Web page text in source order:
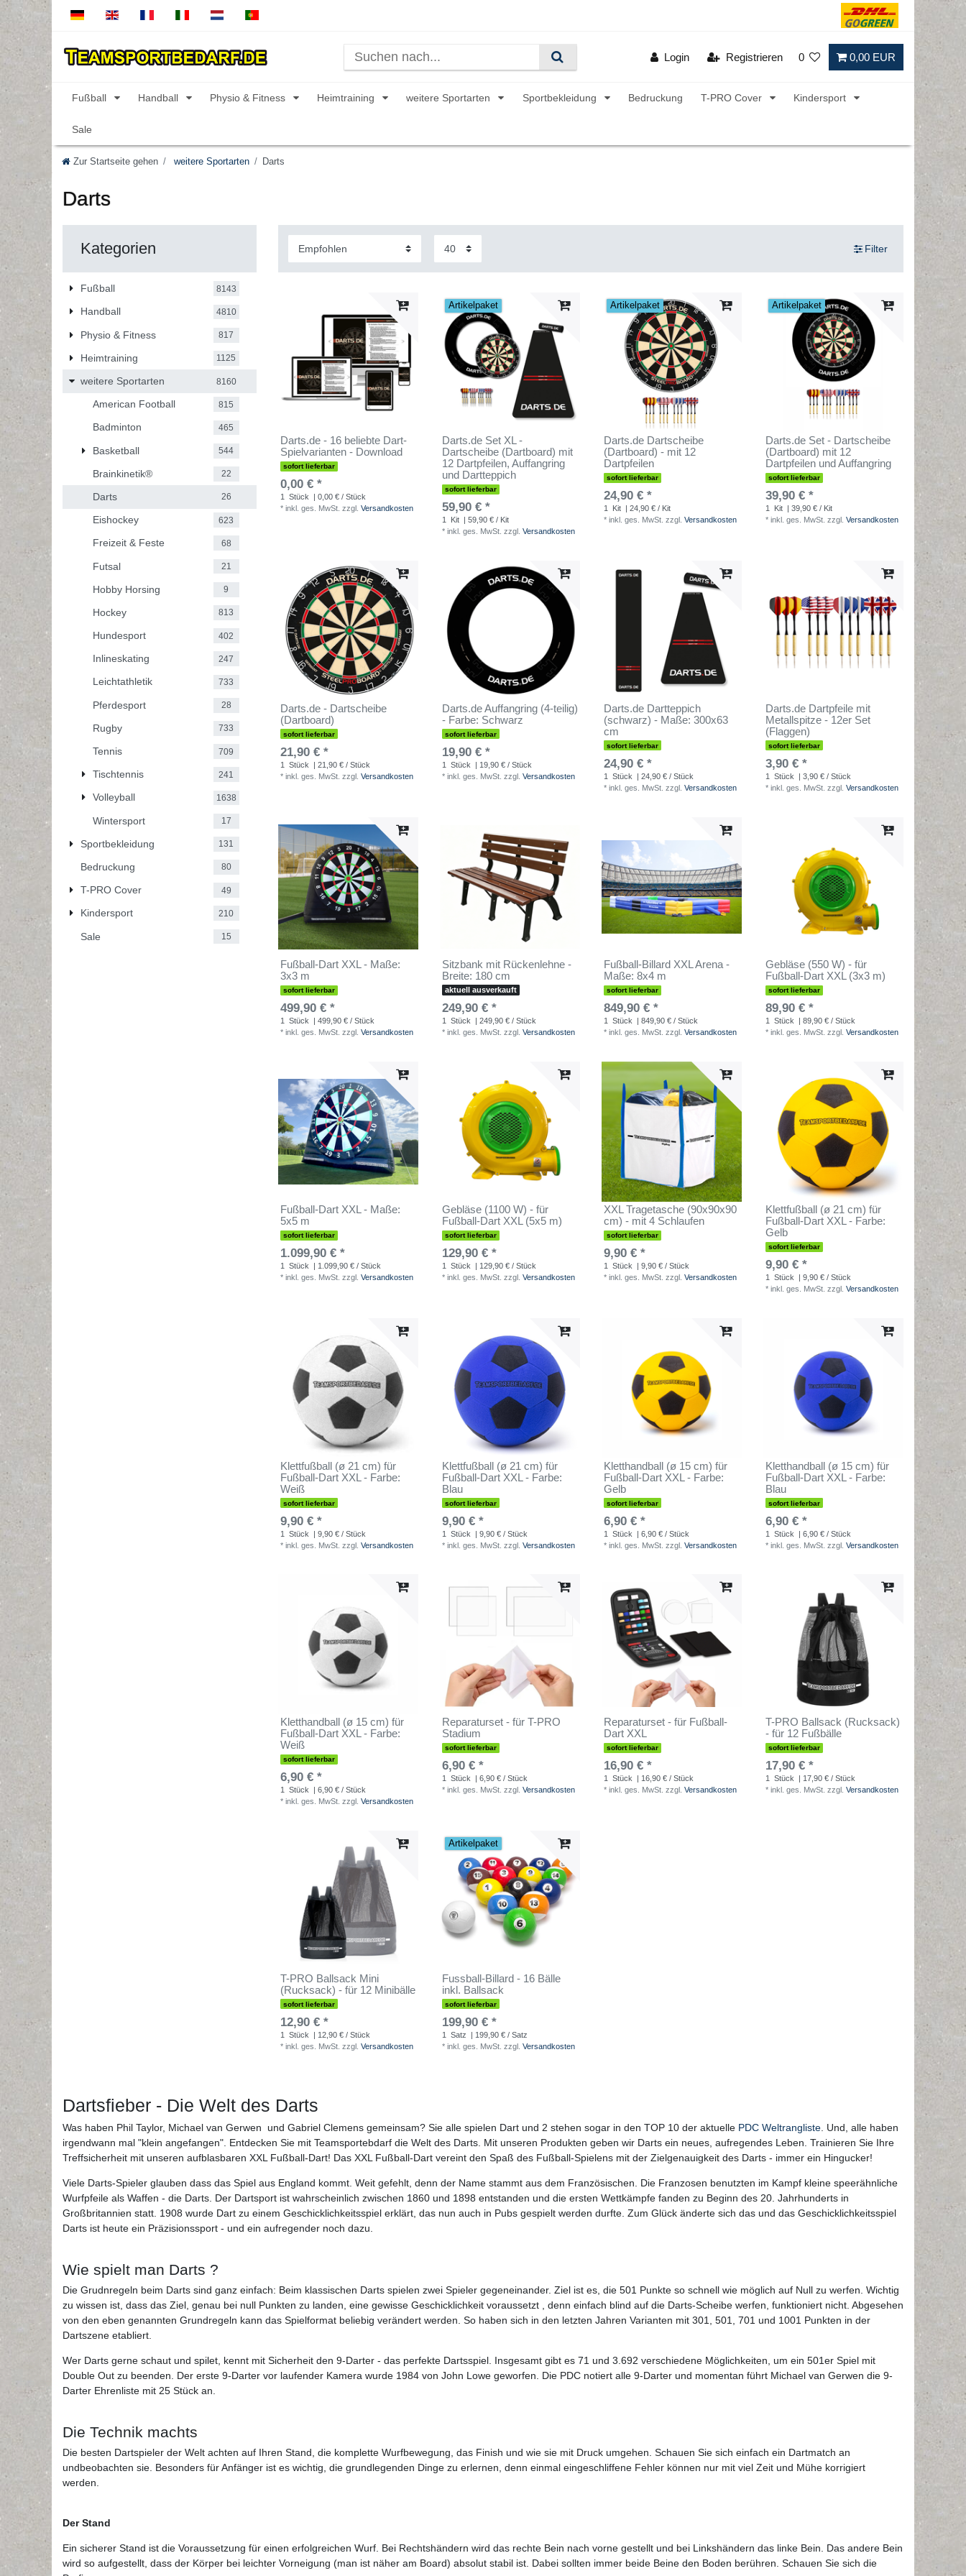
Login Registrieren 0 0,00 EUR
Fußball Handball Physio & Fitness Heimtraining weitere Sportarten Sportbekleidung Bedruckung T-PRO Cover Kindersport
Sale
Zur Startseite gehen weitere Sportarten Darts
Darts
Kategorien
Fußball 8143
Handball 4810
Physio & Fitness 817
Heimtraining 1125
weitere Sportarten 8160
American Football 815
Badminton 465
Basketball 544
Brainkinetik® 22
Darts 26
Eishockey 623
Freizeit & Feste 68
Futsal 21
Hobby Horsing 9
Hockey 813
Hundesport 402
Inlineskating 247
Leichtathletik 733
Pferdesport 28
Rugby 733
Tennis 709
Tischtennis 241
Volleyball 1638
Wintersport 17
Sportbekleidung 131
Bedruckung 80
T-PRO Cover 49
Kindersport 210
Sale 15
Filter
Darts.de - 16 beliebte Dart-
Spielvarianten - Download
sofort lieferbar
0,00 € *
1 Stück
| 0,00 € / Stück
* inkl. ges. MwSt. zzgl. Versandkosten
Artikelpaket
Darts.de Set XL -
Dartscheibe (Dartboard) mit
12 Dartpfeilen, Auffangring
und Dartteppich
sofort lieferbar
59,90 € *
1 Kit
| 59,90 € / Kit
* inkl. ges. MwSt. zzgl. Versandkosten
Artikelpaket
Darts.de Dartscheibe
(Dartboard) - mit 12
Dartpfeilen
sofort lieferbar
24,90 € *
1 Kit
| 24,90 € / Kit
* inkl. ges. MwSt. zzgl. Versandkosten
Artikelpaket
Darts.de Set - Dartscheibe
(Dartboard) mit 12
Dartpfeilen und Auffangring
sofort lieferbar
39,90 € *
1 Kit
| 39,90 € / Kit
* inkl. ges. MwSt. zzgl. Versandkosten
Darts.de - Dartscheibe
(Dartboard)
sofort lieferbar
21,90 € *
1 Stück
| 21,90 € / Stück
* inkl. ges. MwSt. zzgl. Versandkosten
Darts.de Auffangring (4-teilig)
- Farbe: Schwarz
sofort lieferbar
19,90 € *
1 Stück
| 19,90 € / Stück
* inkl. ges. MwSt. zzgl. Versandkosten
Darts.de Dartteppich
(schwarz) - Maße: 300x63
cm
sofort lieferbar
24,90 € *
1 Stück
| 24,90 € / Stück
* inkl. ges. MwSt. zzgl. Versandkosten
Darts.de Dartpfeile mit
Metallspitze - 12er Set
(Flaggen)
sofort lieferbar
3,90 € *
1 Stück
| 3,90 € / Stück
* inkl. ges. MwSt. zzgl. Versandkosten
Fußball-Dart XXL - Maße:
3x3 m
sofort lieferbar
499,90 € *
1 Stück
| 499,90 € / Stück
* inkl. ges. MwSt. zzgl. Versandkosten
Sitzbank mit Rückenlehne -
Breite: 180 cm
aktuell ausverkauft
249,90 € *
1 Stück
| 249,90 € / Stück
* inkl. ges. MwSt. zzgl. Versandkosten
Fußball-Billard XXL Arena -
Maße: 8x4 m
sofort lieferbar
849,90 € *
1 Stück
| 849,90 € / Stück
* inkl. ges. MwSt. zzgl. Versandkosten
Gebläse (550 W) - für
Fußball-Dart XXL (3x3 m)
sofort lieferbar
89,90 € *
1 Stück
| 89,90 € / Stück
* inkl. ges. MwSt. zzgl. Versandkosten
Fußball-Dart XXL - Maße:
5x5 m
sofort lieferbar
1.099,90 € *
1 Stück
| 1.099,90 € / Stück
* inkl. ges. MwSt. zzgl. Versandkosten
Gebläse (1100 W) - für
Fußball-Dart XXL (5x5 m)
sofort lieferbar
129,90 € *
1 Stück
| 129,90 € / Stück
* inkl. ges. MwSt. zzgl. Versandkosten
XXL Tragetasche (90x90x90
cm) - mit 4 Schlaufen
sofort lieferbar
9,90 € *
1 Stück
| 9,90 € / Stück
* inkl. ges. MwSt. zzgl. Versandkosten
Klettfußball (ø 21 cm) für
Fußball-Dart XXL - Farbe:
Gelb
sofort lieferbar
9,90 € *
1 Stück
| 9,90 € / Stück
* inkl. ges. MwSt. zzgl. Versandkosten
Klettfußball (ø 21 cm) für
Fußball-Dart XXL - Farbe:
Weiß
sofort lieferbar
9,90 € *
1 Stück
| 9,90 € / Stück
* inkl. ges. MwSt. zzgl. Versandkosten
Klettfußball (ø 21 cm) für
Fußball-Dart XXL - Farbe:
Blau
sofort lieferbar
9,90 € *
1 Stück
| 9,90 € / Stück
* inkl. ges. MwSt. zzgl. Versandkosten
Kletthandball (ø 15 cm) für
Fußball-Dart XXL - Farbe:
Gelb
sofort lieferbar
6,90 € *
1 Stück
| 6,90 € / Stück
* inkl. ges. MwSt. zzgl. Versandkosten
Kletthandball (ø 15 cm) für
Fußball-Dart XXL - Farbe:
Blau
sofort lieferbar
6,90 € *
1 Stück
| 6,90 € / Stück
* inkl. ges. MwSt. zzgl. Versandkosten
Kletthandball (ø 15 cm) für
Fußball-Dart XXL - Farbe:
Weiß
sofort lieferbar
6,90 € *
1 Stück
| 6,90 € / Stück
* inkl. ges. MwSt. zzgl. Versandkosten
Reparaturset - für T-PRO
Stadium
sofort lieferbar
6,90 € *
1 Stück
| 6,90 € / Stück
* inkl. ges. MwSt. zzgl. Versandkosten
Reparaturset - für Fußball-
Dart XXL
sofort lieferbar
16,90 € *
1 Stück
| 16,90 € / Stück
* inkl. ges. MwSt. zzgl. Versandkosten
T-PRO Ballsack (Rucksack)
- für 12 Fußbälle
sofort lieferbar
17,90 € *
1 Stück
| 17,90 € / Stück
* inkl. ges. MwSt. zzgl. Versandkosten
T-PRO Ballsack Mini
(Rucksack) - für 12 Minibälle
sofort lieferbar
12,90 € *
1 Stück
| 12,90 € / Stück
* inkl. ges. MwSt. zzgl. Versandkosten
Artikelpaket
Fussball-Billard - 16 Bälle
inkl. Ballsack
sofort lieferbar
199,90 € *
1 Satz
| 199,90 € / Satz
* inkl. ges. MwSt. zzgl. Versandkosten
Dartsfieber - Die Welt des Darts
Was haben Phil Taylor, Michael van Gerwen und Gabriel Clemens gemeinsam? Sie alle spielen Dart und 2 stehen sogar in den TOP 10 der aktuelle PDC Weltrangliste . Und, alle haben
irgendwann mal "klein angefangen". Entdecken Sie mit Teamsportebdarf die Welt des Darts. Mit unseren Produkten geben wir Darts ein neues, aufregendes Leben. Trainieren Sie Ihre
Treffsicherheit mit unseren aufblasbaren XXL Fußball-Dart! Das XXL Fußball-Dart vereint den Spaß des Fußball-Spielens mit der Zielgenauigkeit des Darts - immer ein Hingucker!
Viele Darts-Spieler glauben dass das Spiel aus England kommt. Weit gefehlt, denn der Name stammt aus dem Französischen. Die Franzosen benutzten im Kampf kleine speerähnliche
Wurfpfeile als Waffen - die Darts. Der Dartsport ist wahrscheinlich zwischen 1860 und 1898 entstanden und die ersten Wettkämpfe fanden zu Beginn des 20. Jahrhunderts in
Großbritannien statt. 1908 wurde Dart zu einem Geschicklichkeitsspiel erklärt, das nun auch in Pubs gespielt werden durfte. Zum Glück änderte sich das und das Geschicklichkeitsspiel
Darts ist heute ein Präzisionssport - und ein aufregender noch dazu.
Wie spielt man Darts ?
Die Grudnregeln beim Darts sind ganz einfach: Beim klassischen Darts spielen zwei Spieler gegeneinander. Ziel ist es, die 501 Punkte so schnell wie möglich auf Null zu werfen. Wichtig
zu wissen ist, dass das Ziel, genau bei null Punkten zu landen, eine gewisse Geschicklichkeit voraussetzt , denn einfach blind auf die Darts-Scheibe werfen, funktioniert nicht. Abgesehen
von den eben genannten Grundregeln kann das Spielformat beliebig verändert werden. So haben sich in den letzten Jahren Varianten mit 301, 501, 701 und 1001 Punkten in der
Dartszene etabliert.
Wer Darts gerne schaut und spilet, kennt mit Sicherheit den 9-Darter - das perfekte Dartsspiel. Insgesamt gibt es 71 und 3.692 verschiedene Möglichkeiten, um ein 501er Spiel mit
Double Out zu beenden. Der erste 9-Darter vor laufender Kamera wurde 1984 von John Lowe geworfen. Die PDC notiert alle 9-Darter und momentan führt Michael van Gerwen die 9-
Darter Ehrenliste mit 25 Stück an.
Die Technik machts
Die besten Dartspieler der Welt achten auf Ihren Stand, die komplette Wurfbewegung, das Finish und wie sie mit Druck umgehen. Schauen Sie sich einfach ein Dartmatch an
undbeobachten sie. Besonders für Anfänger ist es wichtig, die grundlegenden Dinge zu erlernen, denn einmal eingeschliffene Fehler können nur mit viel Zeit und Mühe korrigiert
werden.
Der Stand
Ein sicherer Stand ist die Voraussetzung für einen erfolgreichen Wurf. Bei Rechtshändern wird das rechte Bein nach vorne gestellt und bei Linkshändern das linke Bein. Das andere Bein
wird so aufgestellt, dass der Körper bei leichter Vorneigung (man ist näher am Board) absolut stabil ist. Dabei sollten immer beide Beine den Boden berühren. Schauen Sie sich die